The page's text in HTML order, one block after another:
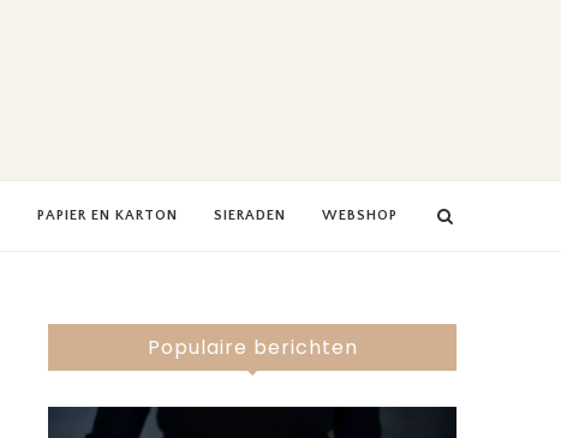
PAPIER EN KARTON SIERADEN WEBSHOP
Populaire berichten